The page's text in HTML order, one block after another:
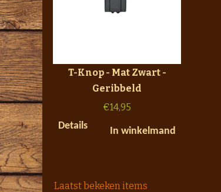
T-Knop - Mat Zwart -
Geribbeld
€14,95
Details
In winkelmand
Laatst bekeken items